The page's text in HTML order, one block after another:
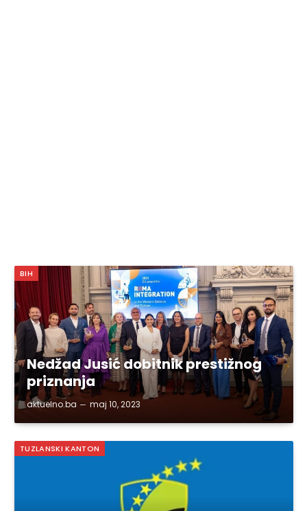
BIH
Nedžad Jusić dobitnik prestižnog
priznanja
aktuelno.ba maj 10, 2023
TUZLANSKI KANTON